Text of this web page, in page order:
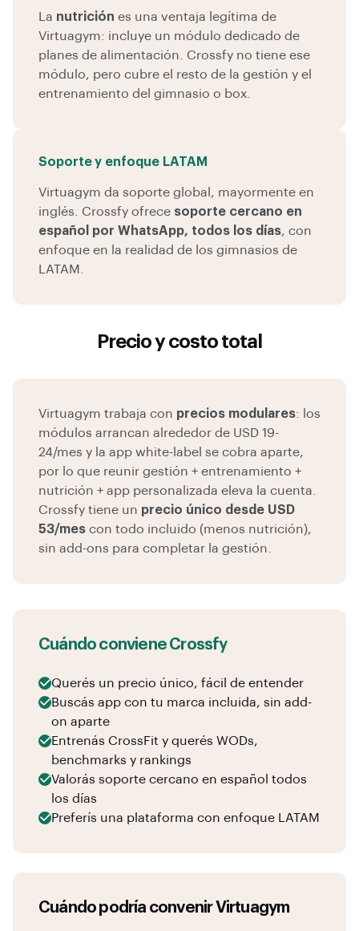
La nutrición es una ventaja legítima de
Virtuagym: incluye un módulo dedicado de
planes de alimentación. Crossfy no tiene ese
módulo, pero cubre el resto de la gestión y el
entrenamiento del gimnasio o box.
Soporte y enfoque LATAM
Virtuagym da soporte global, mayormente en
inglés. Crossfy ofrece soporte cercano en
español por WhatsApp, todos los días, con
enfoque en la realidad de los gimnasios de
LATAM.
Precio y costo total
Virtuagym trabaja con precios modulares: los
módulos arrancan alrededor de USD 19-
24/mes y la app white-label se cobra aparte,
por lo que reunir gestión + entrenamiento +
nutrición + app personalizada eleva la cuenta.
Crossfy tiene un precio único desde USD
53/mes con todo incluido (menos nutrición),
sin add-ons para completar la gestión.
Cuándo conviene Crossfy
Querés un precio único, fácil de entender
Buscás app con tu marca incluida, sin add-
on aparte
Entrenás CrossFit y querés WODs,
benchmarks y rankings
Valorás soporte cercano en español todos
los días
Preferís una plataforma con enfoque LATAM
Cuándo podría convenir Virtuagym